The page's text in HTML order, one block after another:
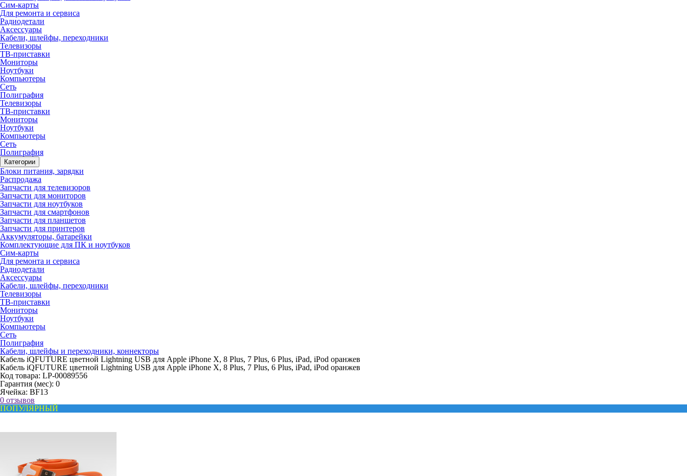
Сим-карты
Для ремонта и сервиса
Радиодетали
Аксессуары
Кабели, шлейфы, переходники
Телевизоры
ТВ-приставки
Мониторы
Ноутбуки
Компьютеры
Сеть
Полиграфия
Телевизоры
ТВ-приставки
Мониторы
Ноутбуки
Компьютеры
Сеть
Полиграфия
Категории
Блоки питания, зарядки
Распродажа
Запчасти для телевизоров
Запчасти для мониторов
Запчасти для ноутбуков
Запчасти для смартфонов
Запчасти для планшетов
Запчасти для принтеров
Аккумуляторы, батарейки
Комплектующие для ПК и ноутбуков
Сим-карты
Для ремонта и сервиса
Радиодетали
Аксессуары
Кабели, шлейфы, переходники
Телевизоры
ТВ-приставки
Мониторы
Ноутбуки
Компьютеры
Сеть
Полиграфия
Кабели, шлейфы и переходники, коннекторы
Кабель iQFUTURE цветной Lightning USB для Apple iPhone X, 8 Plus, 7 Plus, 6 Plus, iPad, iPod оранжев
Кабель iQFUTURE цветной Lightning USB для Apple iPhone X, 8 Plus, 7 Plus, 6 Plus, iPad, iPod оранжев
Код товара: LP-00089556
Гарантия (мес): 0
Ячейка: BF13
0 отзывов
ПОПУЛЯРНЫЙ